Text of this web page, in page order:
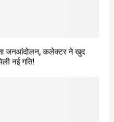
बना जनआंदोलन, कलेक्टर ने खुद
नई गति!